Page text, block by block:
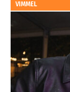
VIMMEL